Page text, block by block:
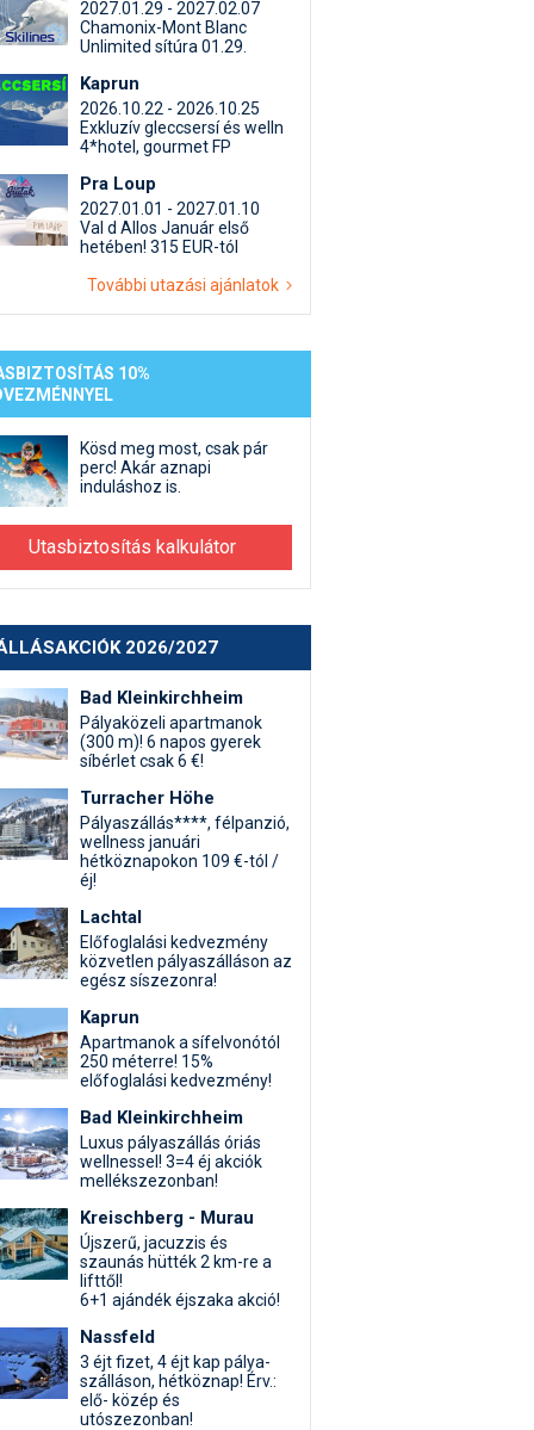
Termékkereső
egyéb síeléshez kapcsolódó téma
beszélgetések
2027.01.29 - 2027.02.07
Chamonix-Mont Blanc
Unlimited sítúra 01.29.
Kaprun
2026.10.22 - 2026.10.25
Exkluzív gleccsersí és welln
4*hotel, gourmet FP
Pra Loup
2027.01.01 - 2027.01.10
Val d Allos Január első
hetében! 315 EUR-tól
További utazási ajánlatok
10%
Kösd meg most, csak pár
perc! Akár aznapi
induláshoz is.
Utasbiztosítás kalkulátor
2026/2027
Bad Kleinkirchheim
Pályaközeli apartmanok
(300 m)! 6 napos gyerek
síbérlet csak 6 €!
Turracher Höhe
Pályaszállás****, félpanzió,
wellness januári
hétköznapokon 109 €-tól /
éj!
Lachtal
Előfoglalási kedvezmény
közvetlen pályaszálláson az
egész síszezonra!
Kaprun
Apartmanok a sífelvonótól
250 méterre! 15%
előfoglalási kedvezmény!
Bad Kleinkirchheim
Luxus pályaszállás óriás
wellnessel! 3=4 éj akciók
mellékszezonban!
Kreischberg - Murau
Újszerű, jacuzzis és
szaunás hütték 2 km-re a
lifttől!
6+1 ajándék éjszaka akció!
Nassfeld
3 éjt fizet, 4 éjt kap pálya-
szálláson, hétköznap! Érv.:
elő- közép és
utószezonban!